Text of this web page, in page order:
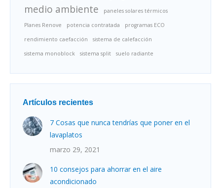
medio ambiente paneles solares térmicos
Planes Renove potencia contratada programas ECO
rendimiento caefacción sistema de calefacción
sistema monoblock sistema split suelo radiante
Artículos recientes
7 Cosas que nunca tendrías que poner en el
lavaplatos
marzo 29, 2021
10 consejos para ahorrar en el aire
acondicionado